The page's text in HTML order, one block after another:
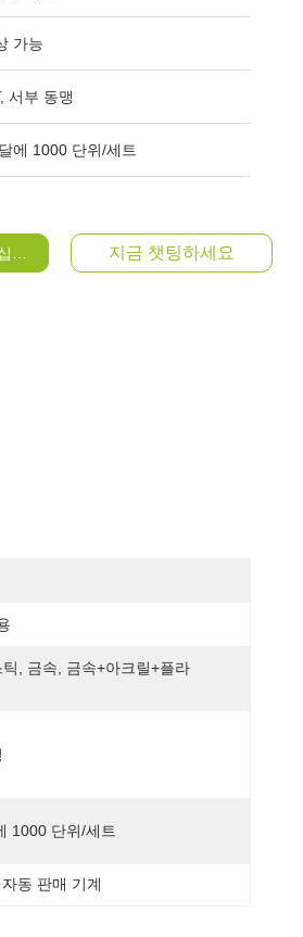
가능
서부 동맹
에 1000 단위/세트
시오 지금 챗팅하세요
틱, 금속, 금속+아크릴+플라
1000 단위/세트
동 판매 기계